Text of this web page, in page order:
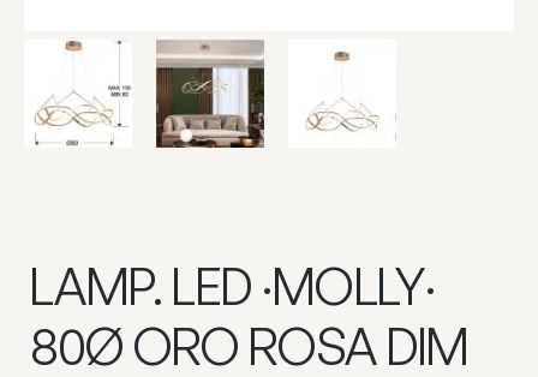
LAMP. LED ·MOLLY·
80Ø ORO ROSA DIM